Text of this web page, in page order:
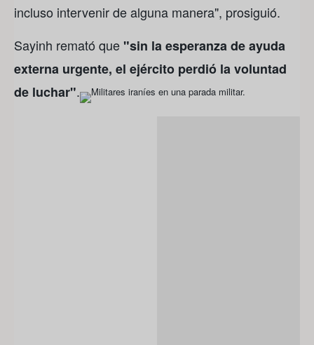
incluso intervenir de alguna manera", prosiguió.
Sayinh remató que "sin la esperanza de ayuda
externa urgente, el ejército perdió la voluntad
de luchar".